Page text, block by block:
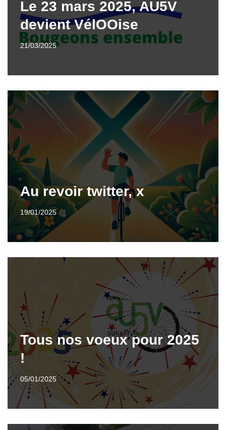
Le 23 mars 2025, AU5V
devient VélOOise
21/03/2025
Au revoir twitter, x
19/01/2025
Tous nos voeux pour 2025
!
05/01/2025